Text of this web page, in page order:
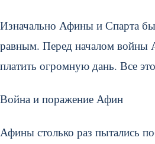
Изначально Афины и Спарта
равным. Перед началом войны
платить огромную дань. Все
Война и поражение Афин
Афины столько раз пытались